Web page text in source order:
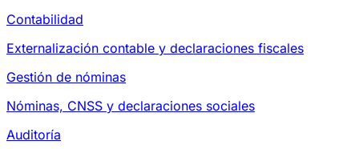
Contabilidad
Externalización contable y declaraciones fiscales
Gestión de nóminas
Nóminas, CNSS y declaraciones sociales
Auditoría